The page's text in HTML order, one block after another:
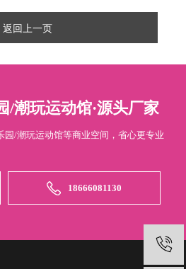
返回上一页
/潮玩运动馆·源头厂家
园/潮玩运动馆等商业空间，省心更专业
18666081130